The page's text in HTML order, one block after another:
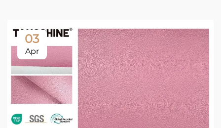
03
Apr